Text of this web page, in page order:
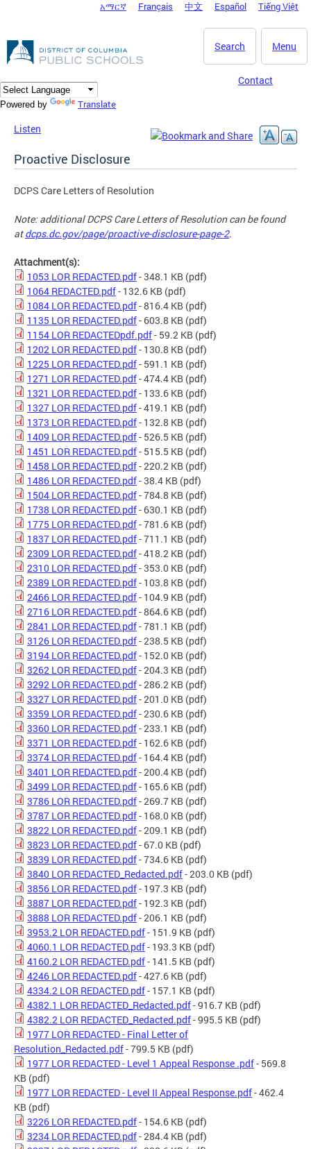
DC Agency Top Menu
አማርኛ Français 中文 Español Tiếng Việt
Menu
Search
Contact
Powered by Translate
Listen
Proactive Disclosure
DCPS Care Letters of Resolution
Note: additional DCPS Care Letters of Resolution can be found
atdcps.dc.gov/page/proactive-disclosure-page-2.
Attachment(s):
1053 LOR REDACTED.pdf- 348.1 KB (pdf)
1064 REDACTED.pdf- 132.6 KB (pdf)
1084 LOR REDACTED.pdf- 816.4 KB (pdf)
1135 LOR REDACTED.pdf- 603.8 KB (pdf)
1154 LOR REDACTEDpdf.pdf- 59.2 KB (pdf)
1202 LOR REDACTED.pdf- 130.8 KB (pdf)
1225 LOR REDACTED.pdf- 591.1 KB (pdf)
1271 LOR REDACTED.pdf- 474.4 KB (pdf)
1321 LOR REDACTED.pdf- 133.6 KB (pdf)
1327 LOR REDACTED.pdf- 419.1 KB (pdf)
1373 LOR REDACTED.pdf- 132.8 KB (pdf)
1409 LOR REDACTED.pdf- 526.5 KB (pdf)
1451 LOR REDACTED.pdf- 515.5 KB (pdf)
1458 LOR REDACTED.pdf- 220.2 KB (pdf)
1486 LOR REDACTED.pdf- 38.4 KB (pdf)
1504 LOR REDACTED.pdf- 784.8 KB (pdf)
1738 LOR REDACTED.pdf- 630.1 KB (pdf)
1775 LOR REDACTED.pdf- 781.6 KB (pdf)
1837 LOR REDACTED.pdf- 711.1 KB (pdf)
2309 LOR REDACTED.pdf- 418.2 KB (pdf)
2310 LOR REDACTED.pdf- 353.0 KB (pdf)
2389 LOR REDACTED.pdf- 103.8 KB (pdf)
2466 LOR REDACTED.pdf- 104.9 KB (pdf)
2716 LOR REDACTED.pdf- 864.6 KB (pdf)
2841 LOR REDACTED.pdf- 781.1 KB (pdf)
3126 LOR REDACTED.pdf- 238.5 KB (pdf)
3194 LOR REDACTED.pdf- 152.0 KB (pdf)
3262 LOR REDACTED.pdf- 204.3 KB (pdf)
3292 LOR REDACTED.pdf- 286.2 KB (pdf)
3327 LOR REDACTED.pdf- 201.0 KB (pdf)
3359 LOR REDACTED.pdf- 230.6 KB (pdf)
3360 LOR REDACTED.pdf- 233.1 KB (pdf)
3371 LOR REDACTED.pdf- 162.6 KB (pdf)
3374 LOR REDACTED.pdf- 164.4 KB (pdf)
3401 LOR REDACTED.pdf- 200.4 KB (pdf)
3499 LOR REDACTED.pdf- 165.6 KB (pdf)
3786 LOR REDACTED.pdf- 269.7 KB (pdf)
3787 LOR REDACTED.pdf- 168.0 KB (pdf)
3822 LOR REDACTED.pdf- 209.1 KB (pdf)
3823 LOR REDACTED.pdf- 67.0 KB (pdf)
3839 LOR REDACTED.pdf- 734.6 KB (pdf)
3840 LOR REDACTED_Redacted.pdf- 203.0 KB (pdf)
3856 LOR REDACTED.pdf- 197.3 KB (pdf)
3887 LOR REDACTED.pdf- 192.3 KB (pdf)
3888 LOR REDACTED.pdf- 206.1 KB (pdf)
3953.2 LOR REDACTED.pdf- 151.9 KB (pdf)
4060.1 LOR REDACTED.pdf- 193.3 KB (pdf)
4160.2 LOR REDACTED.pdf- 141.5 KB (pdf)
4246 LOR REDACTED.pdf- 427.6 KB (pdf)
4334.2 LOR REDACTED.pdf- 157.1 KB (pdf)
4382.1 LOR REDACTED_Redacted.pdf- 916.7 KB (pdf)
4382.2 LOR REDACTED_Redacted.pdf- 995.5 KB (pdf)
1977 LOR REDACTED - Final Letter of
Resolution_Redacted.pdf- 799.5 KB (pdf)
1977 LOR REDACTED - Level 1 Appeal Response .pdf- 569.8
KB (pdf)
1977 LOR REDACTED - Level II Appeal Response.pdf- 462.4
KB (pdf)
3226 LOR REDACTED.pdf- 154.6 KB (pdf)
3234 LOR REDACTED.pdf- 284.4 KB (pdf)